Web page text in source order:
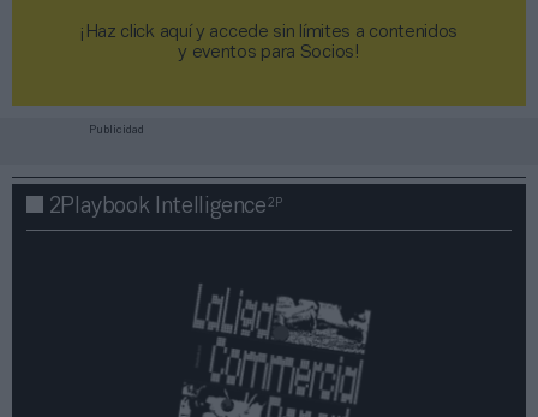
¡Haz click aquí y accede sin límites a contenidos
y eventos para Socios!​​​​​​​
Publicidad
2Playbook Intelligence2P